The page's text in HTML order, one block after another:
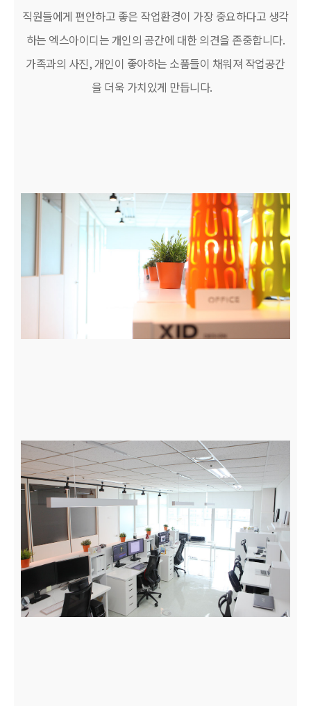
직원들에게 편안하고 좋은 작업환경이 가장 중요하다고 생각
하는 엑스아이디는 개인의 공간에 대한 의견을 존중합니다.
가족과의 사진, 개인이 좋아하는 소품들이 채워져 작업공간
을 더욱 가치있게 만듭니다.